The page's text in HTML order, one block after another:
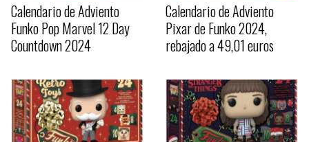
Calendario de Adviento
Funko Pop Marvel 12 Day
Countdown 2024
Calendario de Adviento
Pixar de Funko 2024,
rebajado a 49,01 euros